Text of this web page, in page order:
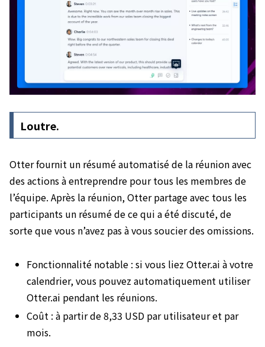
Loutre.
Otter fournit un résumé automatisé de la réunion avec
des actions à entreprendre pour tous les membres de
l’équipe. Après la réunion, Otter partage avec tous les
participants un résumé de ce qui a été discuté, de
sorte que vous n’avez pas à vous soucier des omissions.
Fonctionnalité notable : si vous liez Otter.ai à votre
calendrier, vous pouvez automatiquement utiliser
Otter.ai pendant les réunions.
Coût : à partir de 8,33 USD par utilisateur et par
mois.